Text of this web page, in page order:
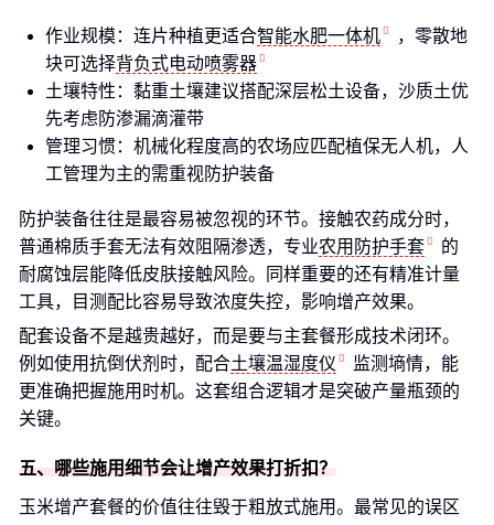
作业规模：连片种植更适合智能水肥一体机
，零散地
块可选择背负式电动喷雾器
土壤特性：黏重土壤建议搭配深层松土设备，沙质土优
先考虑防渗漏滴灌带
管理习惯：机械化程度高的农场应匹配植保无人机，人
工管理为主的需重视防护装备
防护装备往往是最容易被忽视的环节。接触农药成分时，
普通棉质手套无法有效阻隔渗透，专业农用防护手套
的
耐腐蚀层能降低皮肤接触风险。同样重要的还有精准计量
工具，目测配比容易导致浓度失控，影响增产效果。
配套设备不是越贵越好，而是要与主套餐形成技术闭环。
例如使用抗倒伏剂时，配合土壤温湿度仪
监测墒情，能
更准确把握施用时机。这套组合逻辑才是突破产量瓶颈的
关键。
五、哪些施用细节会让增产效果打折扣？
玉米增产套餐的价值往往毁于粗放式施用。最常见的误区